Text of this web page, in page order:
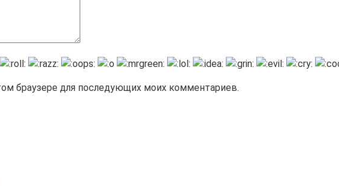
браузере для последующих моих комментариев.